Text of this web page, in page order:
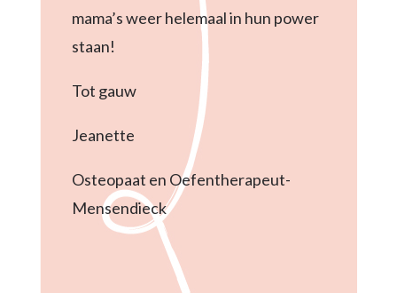
mama’s weer helemaal in hun power
staan!
Tot gauw
Jeanette
Osteopaat en Oefentherapeut-
Mensendieck